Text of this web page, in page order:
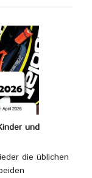
und
die üblichen